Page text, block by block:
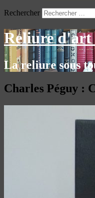
Rechercher
Reliure d'art
La reliure sous
Charles Péguy :